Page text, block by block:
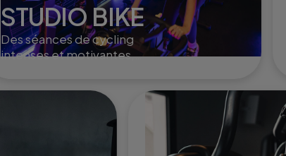
STUDIO BIKE
Des séances de cycling
intenses et motivantes,
l'endurance et renforcer les